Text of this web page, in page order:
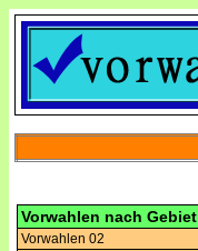
Vorwahlen nach Gebiet
Vorwahlen 02